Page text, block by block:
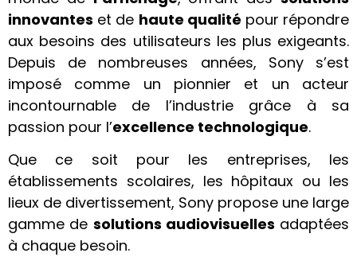
innovantes et de haute qualité pour répondre
aux besoins des utilisateurs les plus exigeants.
Depuis de nombreuses années, Sony s’est
imposé comme un pionnier et un acteur
incontournable de l’industrie grâce à sa
passion pour l’excellence technologique.
Que ce soit pour les entreprises, les
établissements scolaires, les hôpitaux ou les
lieux de divertissement, Sony propose une large
gamme de solutions audiovisuelles adaptées
à chaque besoin.